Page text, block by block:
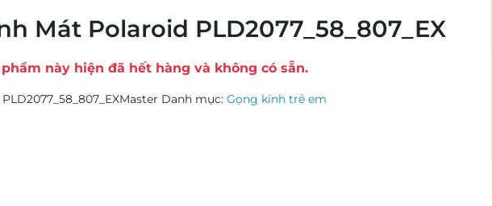
Mát Polaroid PLD2077_58_807_EX
phẩm này hiện đã hết hàng và không có sẵn.
PLD2077_58_807_EXMaster Danh mục: Gọng kính trẻ em